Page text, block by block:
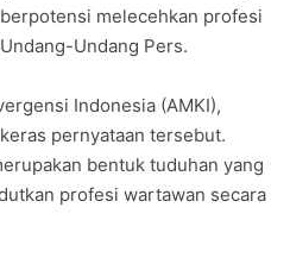
melecehkan profesi
Undang Pers.
Indonesia (AMKI),
pernyataan tersebut.
bentuk tuduhan yang
profesi wartawan secara